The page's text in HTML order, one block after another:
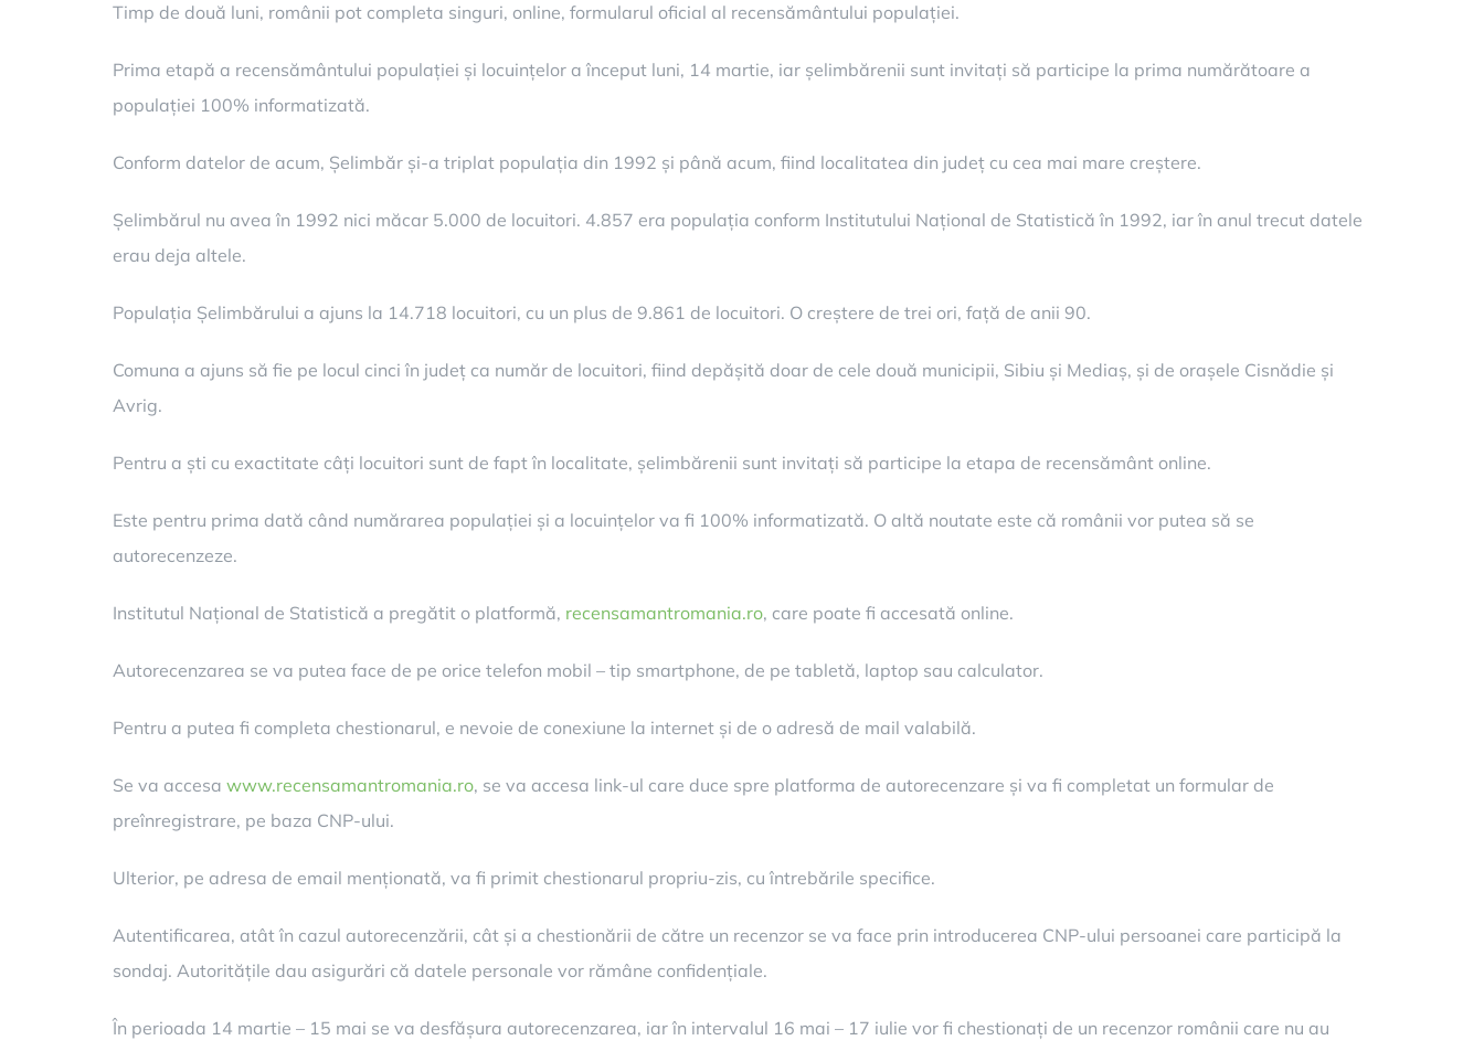
Timp de două luni, românii pot completa singuri, online, formularul oficial al recensământului populației.
Prima etapă a recensământului populației și locuințelor a început luni, 14 martie, iar șelimbărenii sunt invitați să participe la prima numărătoare a
populației 100% informatizată.
Conform datelor de acum, Șelimbăr și-a triplat populația din 1992 și până acum, fiind localitatea din județ cu cea mai mare creștere.
Șelimbărul nu avea în 1992 nici măcar 5.000 de locuitori. 4.857 era populația conform Institutului Național de Statistică în 1992, iar în anul trecut datele
erau deja altele.
Populația Șelimbărului a ajuns la 14.718 locuitori, cu un plus de 9.861 de locuitori. O creștere de trei ori, față de anii 90.
Comuna a ajuns să fie pe locul cinci în județ ca număr de locuitori, fiind depășită doar de cele două municipii, Sibiu și Mediaș, și de orașele Cisnădie și
Avrig.
Pentru a ști cu exactitate câți locuitori sunt de fapt în localitate, șelimbărenii sunt invitați să participe la etapa de recensământ online.
Este pentru prima dată când numărarea populației și a locuințelor va fi 100% informatizată. O altă noutate este că românii vor putea să se
autorecenzeze.
Institutul Național de Statistică a pregătit o platformă, recensamantromania.ro, care poate fi accesată online.
Autorecenzarea se va putea face de pe orice telefon mobil – tip smartphone, de pe tabletă, laptop sau calculator.
Pentru a putea fi completa chestionarul, e nevoie de conexiune la internet și de o adresă de mail valabilă.
Se va accesa www.recensamantromania.ro, se va accesa link-ul care duce spre platforma de autorecenzare și va fi completat un formular de
preînregistrare, pe baza CNP-ului.
Ulterior, pe adresa de email menționată, va fi primit chestionarul propriu-zis, cu întrebările specifice.
Autentificarea, atât în cazul autorecenzării, cât și a chestionării de către un recenzor se va face prin introducerea CNP-ului persoanei care participă la
sondaj. Autoritățile dau asigurări că datele personale vor rămâne confidențiale.
În perioada 14 martie – 15 mai se va desfășura autorecenzarea, iar în intervalul 16 mai – 17 iulie vor fi chestionați de un recenzor românii care nu au